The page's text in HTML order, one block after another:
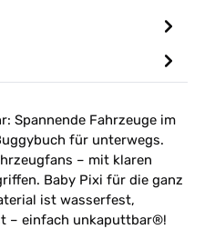
Spannende Fahrzeuge im
für unterwegs.
– mit klaren
Baby Pixi für die ganz
ist wasserfest,
– einfach unkaputtbar®!